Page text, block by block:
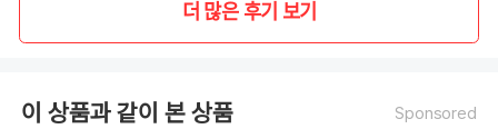
더 많은 후기 보기
이 상품과 같이 본 상품 Sponsored